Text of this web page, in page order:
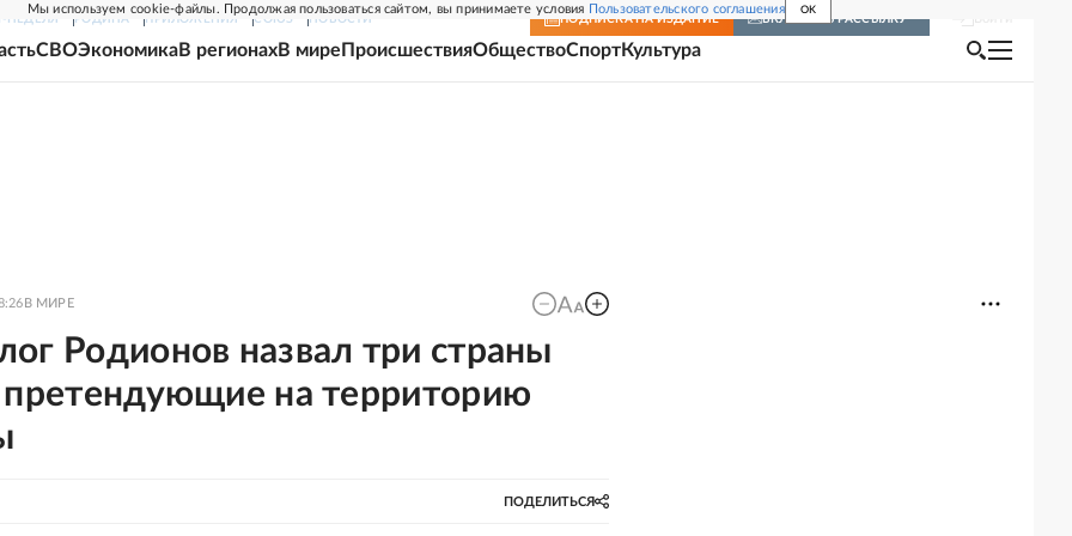
Мы используем cookie-файлы. Продолжая пользоваться сайтом, вы принимаете условия Пользовательского соглашения OK
НЕДЕЛЯ РОДИНА ПРИЛОЖЕНИЯ СОЮЗ НОВОСТИ ПОДПИСКА НА ИЗДАНИЕ ВКЛЮЧИТЬ РАССЫЛКУ
СВОЭкономикаВ регионахВ мире ПроисшествияОбществоСпортКультура
В МИРЕ
Родионов назвал три страны
претендующие на территорию
ПОДЕЛИТЬСЯ